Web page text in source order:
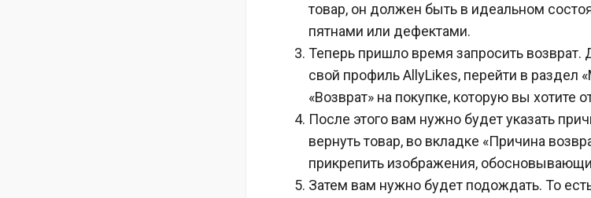
товар, он должен быть в идеальном
пятнами или дефектами.
Теперь пришло время запросить возврат.
свой профиль AllyLikes, перейти в раздел
«Возврат» на покупке, которую вы хотите
После этого вам нужно будет указать
вернуть товар, во вкладке «Причина
прикрепить изображения,
Затем вам нужно будет подождать. То